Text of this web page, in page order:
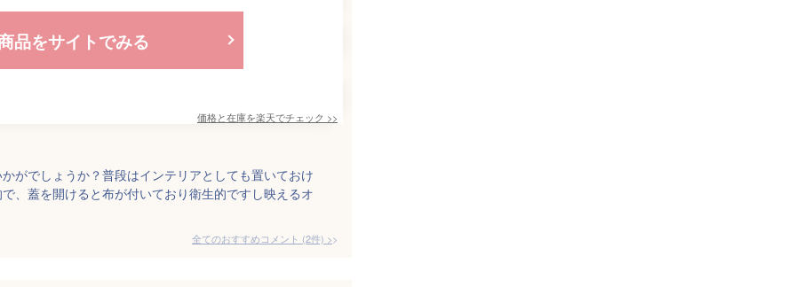
品をサイトでみる
価格と在庫を楽天でチェック >>
がでしょうか？普段はインテリアとしても置いておけ
、蓋を開けると布が付いており衛生的ですし映えるオ
全てのおすすめコメント (2件) >